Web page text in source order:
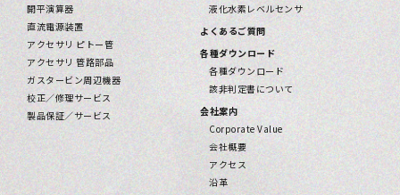
開平演算器
直流電源装置
アクセサリ ピトー管
アクセサリ 管路部品
ガスタービン周辺機器
校正／修理サービス
製品保証／サービス
液化水素レベルセンサ
よくあるご質問
各種ダウンロード
各種ダウンロード
該⾮判定書について
会社案内
Corporate Value
会社概要
アクセス
沿革